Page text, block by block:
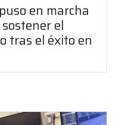
en marcha
el
tras el éxito en